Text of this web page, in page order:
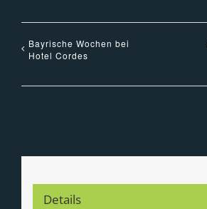
Bayrische Wochen bei
Hotel Cordes
Details